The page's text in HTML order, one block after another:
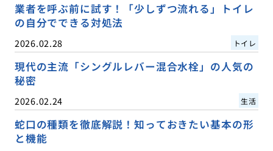
業者を呼ぶ前に試す！「少しずつ流れる」トイレ
の自分でできる対処法
2026.02.28 トイレ
現代の主流「シングルレバー混合水栓」の人気の
秘密
2026.02.24 生活
蛇口の種類を徹底解説！知っておきたい基本の形
と機能